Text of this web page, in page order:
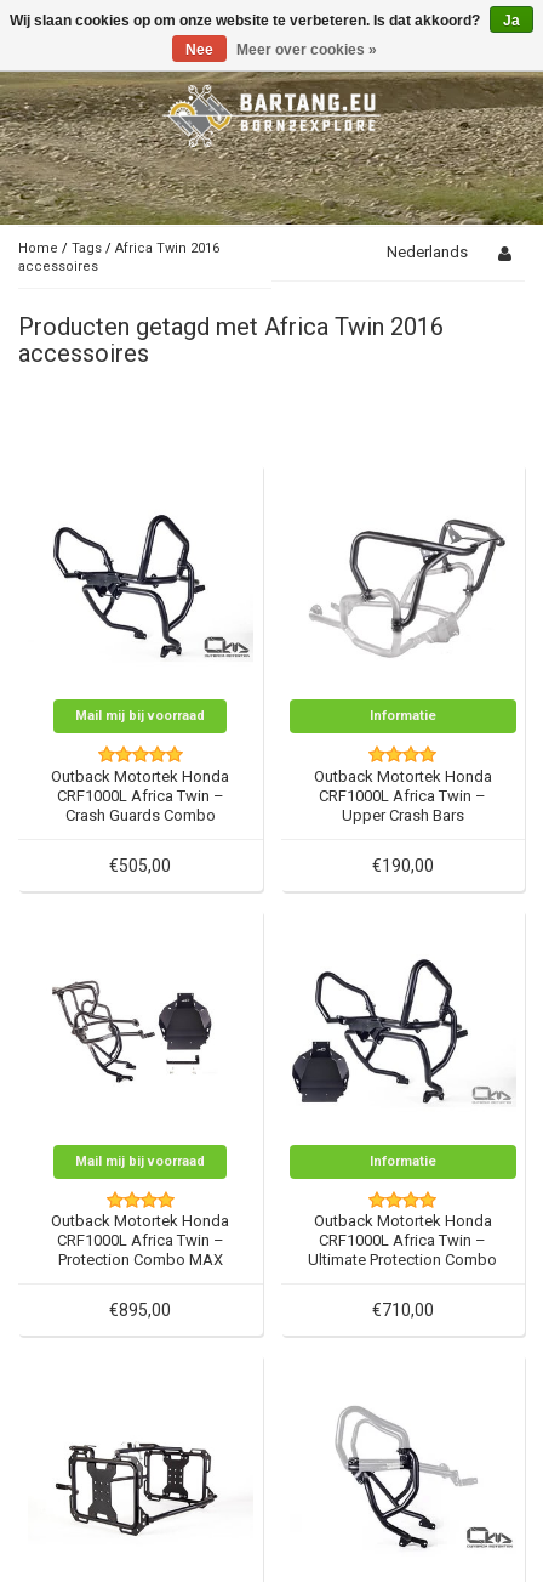
Toggle
Home / Tags / Africa Twin 2016
accessoires
Nederlands
Producten getagd met Africa Twin 2016
accessoires
Mail mij bij voorraad
Outback Motortek Honda
CRF1000L Africa Twin –
Crash Guards Combo
€505,00
Informatie
Outback Motortek Honda
CRF1000L Africa Twin –
Upper Crash Bars
€190,00
Mail mij bij voorraad
Outback Motortek Honda
CRF1000L Africa Twin –
Protection Combo MAX
€895,00
Informatie
Outback Motortek Honda
CRF1000L Africa Twin –
Ultimate Protection Combo
€710,00
Wij slaan cookies op om onze website te verbeteren. Is dat akkoord?
Ja
Nee
Meer over cookies »